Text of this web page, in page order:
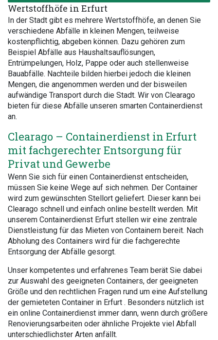
Wertstoffhöfe in Erfurt
In der Stadt gibt es mehrere Wertstoffhöfe, an denen Sie
verschiedene Abfälle in kleinen Mengen, teilweise
kostenpflichtig, abgeben können. Dazu gehören zum
Beispiel Abfälle aus Haushaltsauflösungen,
Entrümpelungen, Holz, Pappe oder auch stellenweise
Bauabfälle. Nachteile bilden hierbei jedoch die kleinen
Mengen, die angenommen werden und der bisweilen
aufwändige Transport durch die Stadt. Wir von Clearago
bieten für diese Abfälle unseren smarten Containerdienst
an.
Clearago – Containerdienst in Erfurt
mit fachgerechter Entsorgung für
Privat und Gewerbe
Wenn Sie sich für einen Containerdienst entscheiden,
müssen Sie keine Wege auf sich nehmen. Der Container
wird zum gewünschten Stellort geliefert. Dieser kann bei
Clearago schnell und einfach online bestellt werden. Mit
unserem Containerdienst Erfurt stellen wir eine zentrale
Dienstleistung für das Mieten von Containern bereit. Nach
Abholung des Containers wird für die fachgerechte
Entsorgung der Abfälle gesorgt.
Unser kompetentes und erfahrenes Team berät Sie dabei
zur Auswahl des geeigneten Containers, der geeigneten
Größe und den rechtlichen Fragen rund um eine Aufstellung
der gemieteten Container in Erfurt . Besonders nützlich ist
ein online Containerdienst immer dann, wenn durch größere
Renovierungsarbeiten oder ähnliche Projekte viel Abfall
unterschiedlichster Arten anfällt.